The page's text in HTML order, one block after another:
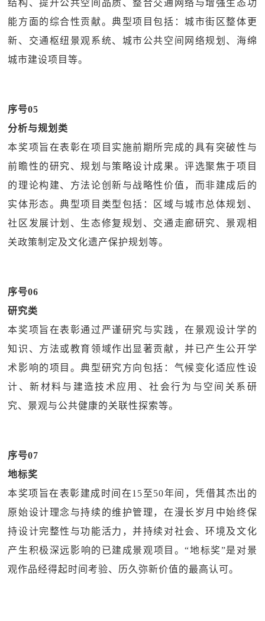
结构、提升公共空间品质、整合交通网络与增强生态功
能方面的综合性贡献。典型项目包括：城市街区整体更
新、交通枢纽景观系统、城市公共空间网络规划、海绵
城市建设项目等。
序号05
分析与规划类
本奖项旨在表彰在项目实施前期所完成的具有突破性与
前瞻性的研究、规划与策略设计成果。评选聚焦于项目
的理论构建、方法论创新与战略性价值，而非建成后的
实体形态。典型项目类型包括：区域与城市总体规划、
社区发展计划、生态修复规划、交通走廊研究、景观相
关政策制定及文化遗产保护规划等。
序号06
研究类
本奖项旨在表彰通过严谨研究与实践，在景观设计学的
知识、方法或教育领域作出显著贡献，并已产生公开学
术影响的项目。典型研究方向包括：气候变化适应性设
计、新材料与建造技术应用、社会行为与空间关系研
究、景观与公共健康的关联性探索等。
序号07
地标奖
本奖项旨在表彰建成时间在15至50年间，凭借其杰出的
原始设计理念与持续的维护管理，在漫长岁月中始终保
持设计完整性与功能活力，并持续对社会、环境及文化
产生积极深远影响的已建成景观项目。“地标奖”是对景
观作品经得起时间考验、历久弥新价值的最高认可。